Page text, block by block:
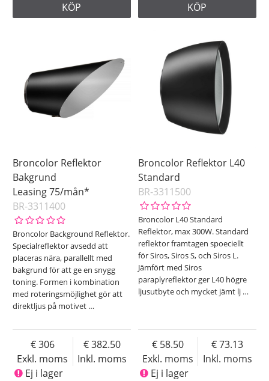
KÖP KÖP
Broncolor Reflektor
Bakgrund
Leasing 75/mån*
BR-3311400
Broncolor Background Reflektor.
Specialreflektor avsedd att
placeras nära, parallellt med
bakgrund för att ge en snygg
toning. Formen i kombination
med roteringsmöjlighet gör att
direktljus på motivet …
Exkl. moms
306
Inkl. moms
382.50
Ej i lager
Broncolor Reflektor L40
Standard
BR-3311500
Broncolor L40 Standard
Reflektor, max 300W. Standard
reflektor framtagen spoeciellt
för Siros, Siros S, och Siros L.
Jämfört med Siros
paraplyreflektor ger L40 högre
ljusutbyte och mycket jämt lj …
Exkl. moms
58.50
Inkl. moms
73.13
Ej i lager